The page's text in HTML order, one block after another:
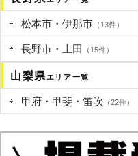
松本市・伊那市 （13件）
長野市・上田 （15件）
山梨県エリア一覧
甲府・甲斐・笛吹 （22件）